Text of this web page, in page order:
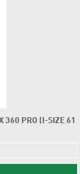
360 PRO (I-SIZE 61